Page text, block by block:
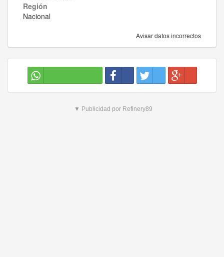
Región
Nacional
Avisar datos incorrectos
▼ Publicidad por Refinery89